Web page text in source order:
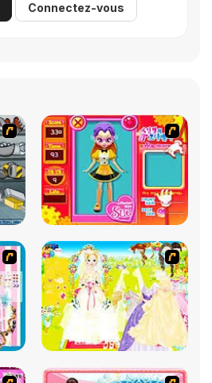
Connectez-vous